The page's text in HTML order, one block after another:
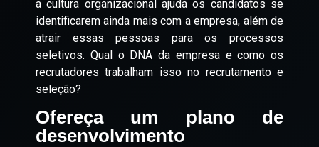
a cultura organizacional ajuda os candidatos se
identificarem ainda mais com a empresa, além de
atrair essas pessoas para os processos
seletivos. Qual o DNA da empresa e como os
recrutadores trabalham isso no recrutamento e
seleção?
Ofereça um plano de
desenvolvimento